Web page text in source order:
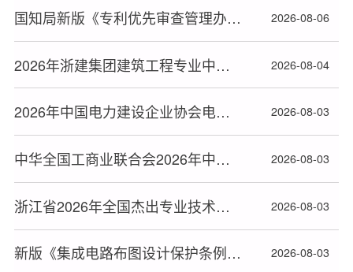
国知局新版《专利优先审查管理办法》2026年9月1日起施行 2026-08-06
2026年浙建集团建筑工程专业中级技术职务资格评审结果 2026-08-04
2026年中国电力建设企业协会电力建设科研项目立项名单公布 2026-08-03
中华全国工商业联合会2026年中华技能大奖和全国技术能手推荐人选名单公布 2026-08-03
浙江省2026年全国杰出专业技术人才和中华技能大奖拟推荐名单公布 2026-08-03
新版《集成电路布图设计保护条例》2026年10月15日起施行 2026-08-03